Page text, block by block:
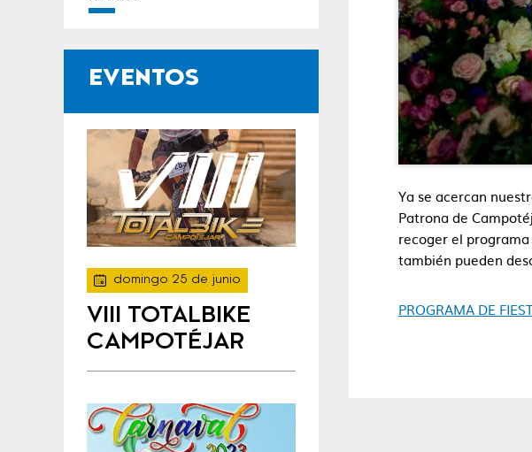
EVENTOS
domingo 25 de junio
VIII TOTALBIKE
CAMPOTÉJAR
Ya se acercan
Patrona de
recoger el
también pueden
PROGRAMA DE